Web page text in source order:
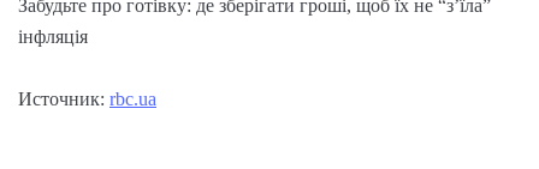
Забудьте про готівку: де зберігати гроші, щоб їх не “з’їла”
інфляція
Источник: rbc.ua